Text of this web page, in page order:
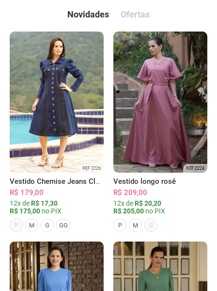
Novidades Ofertas
REF 2226
Vestido Chemise Jeans Clássica Serena
R$ 179,00
12x de R$ 17,30
R$ 175,00 no PIX
P
M G GG
REF 2224
Vestido longo rosê
R$ 209,00
12x de R$ 20,20
R$ 205,00 no PIX
P M G